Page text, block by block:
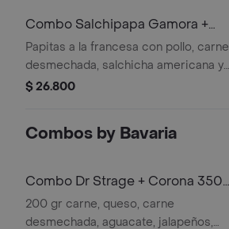
Combo Salchipapa Gamora +
Brisa Sin Gas 600ML
Papitas a la francesa con pollo, carne
desmechada, salchicha americana y
queso gratinado + Agua
$ 26.800
Combos by Bavaria
Combo Dr Strage + Corona 350
ml
200 gr carne, queso, carne
desmechada, aguacate, jalapeños,